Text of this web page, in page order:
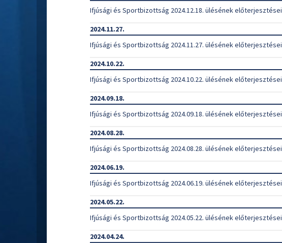
Ifjúsági és Sportbizottság 2024.12.18. ülésének előterjesztései
2024.11.27.
Ifjúsági és Sportbizottság 2024.11.27. ülésének előterjesztései
2024.10.22.
Ifjúsági és Sportbizottság 2024.10.22. ülésének előterjesztései
2024.09.18.
Ifjúsági és Sportbizottság 2024.09.18. ülésének előterjesztései
2024.08.28.
Ifjúsági és Sportbizottság 2024.08.28. ülésének előterjesztései
2024.06.19.
Ifjúsági és Sportbizottság 2024.06.19. ülésének előterjesztései
2024.05.22.
Ifjúsági és Sportbizottság 2024.05.22. ülésének előterjesztései
2024.04.24.